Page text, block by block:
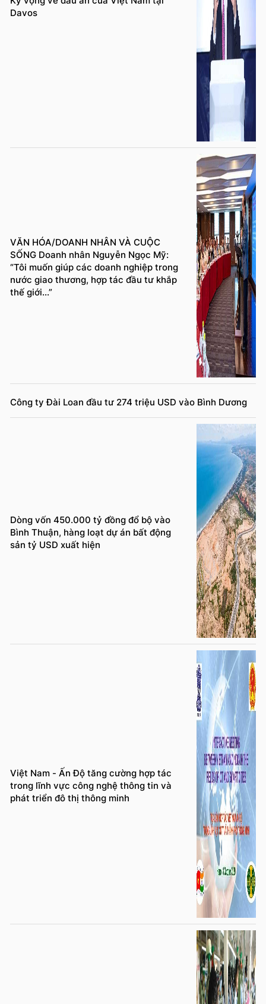
Davos
VĂN HÓA/DOANH NHÂN VÀ CUỘC
SỐNG Doanh nhân Nguyễn Ngọc Mỹ:
“Tôi muốn giúp các doanh nghiệp trong
nước giao thương, hợp tác đầu tư khắp
thế giới...”
Công ty Đài Loan đầu tư 274 triệu USD vào Bình Dương
Dòng vốn 450.000 tỷ đồng đổ bộ vào
Bình Thuận, hàng loạt dự án bất động
sản tỷ USD xuất hiện
Việt Nam - Ấn Độ tăng cường hợp tác
trong lĩnh vực công nghệ thông tin và
phát triển đô thị thông minh